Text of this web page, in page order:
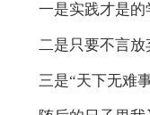
一是实践才是的
二是只要不言放
三是“天下无难